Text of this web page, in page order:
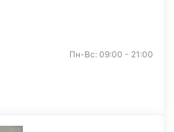
Пн-Вс: 09:00 - 21:00